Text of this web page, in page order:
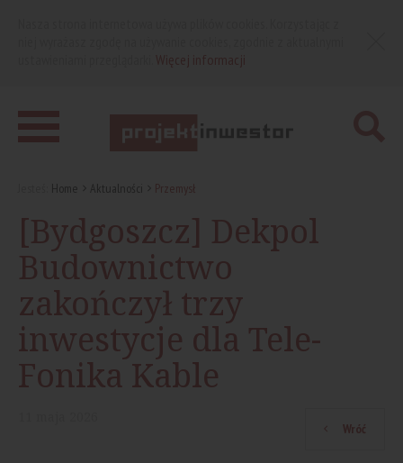
Home Aktualności Przemysł
[Bydgoszcz] Dekpol
Budownictwo
zakończył trzy
inwestycje dla Tele-
Fonika Kable
Wróć